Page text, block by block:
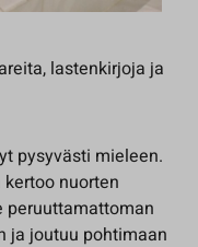
lastenkirjoja ja
pysyvästi mieleen.
nuorten
peruuttamattoman
ja joutuu pohtimaan